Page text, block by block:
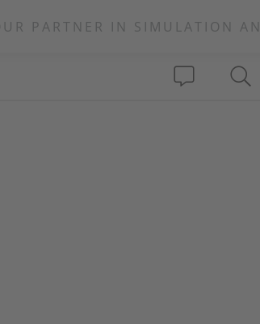
PARTNER IN SIMULATION